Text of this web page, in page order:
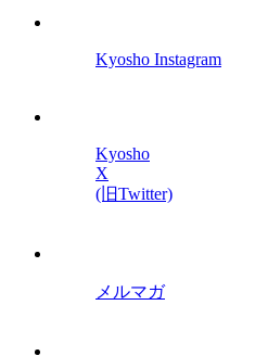
Kyosho Instagram
Kyosho
X
(旧Twitter)
メルマガ